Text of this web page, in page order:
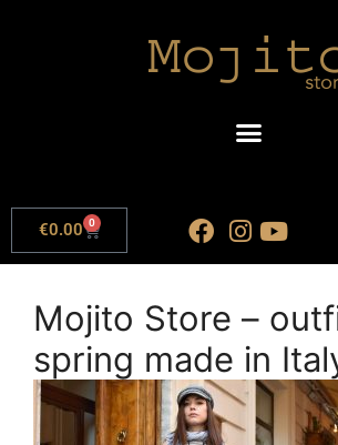
€0.00 0
Mojito Store –
spring made in